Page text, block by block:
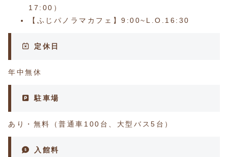
17:00）
【ふじパノラマカフェ】9:00~L.O.16:30
定休日
年中無休
駐車場
あり・無料（普通車100台、大型バス5台）
入館料